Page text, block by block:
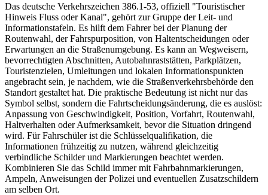
Das deutsche Verkehrszeichen 386.1-53, offiziell "Touristischer
Hinweis Fluss oder Kanal", gehört zur Gruppe der Leit- und
Informationstafeln. Es hilft dem Fahrer bei der Planung der
Routenwahl, der Fahrspurposition, von Haltentscheidungen oder
Erwartungen an die Straßenumgebung. Es kann an Wegweisern,
bevorrechtigten Abschnitten, Autobahnraststätten, Parkplätzen,
Touristenzielen, Umleitungen und lokalen Informationspunkten
angebracht sein, je nachdem, wie die Straßenverkehrsbehörde den
Standort gestaltet hat. Die praktische Bedeutung ist nicht nur das
Symbol selbst, sondern die Fahrtscheidungsänderung, die es auslöst:
Anpassung von Geschwindigkeit, Position, Vorfahrt, Routenwahl,
Haltverhalten oder Aufmerksamkeit, bevor die Situation dringend
wird. Für Fahrschüler ist die Schlüsselqualifikation, die
Informationen frühzeitig zu nutzen, während gleichzeitig
verbindliche Schilder und Markierungen beachtet werden.
Kombinieren Sie das Schild immer mit Fahrbahnmarkierungen,
Ampeln, Anweisungen der Polizei und eventuellen Zusatzschildern
am selben Ort.